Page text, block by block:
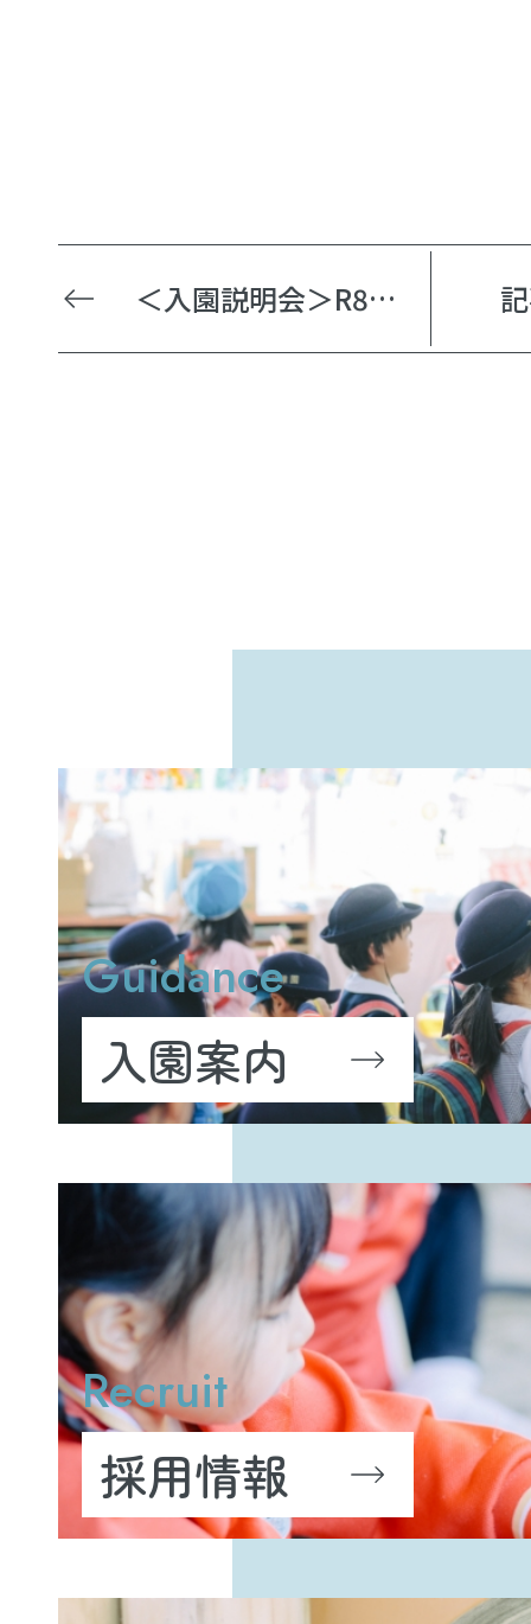
＜入園説明会＞R8年度3歳/2歳・満３歳児入園希望者向け
Guidance
入園案内
Recruit
採用情報